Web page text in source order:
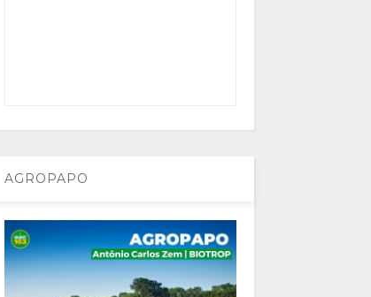
AGROPAPO